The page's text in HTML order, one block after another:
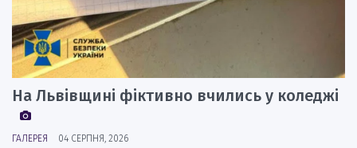
На Львівщині фіктивно вчились у коледжі
ГАЛЕРЕЯ 04 СЕРПНЯ, 2026